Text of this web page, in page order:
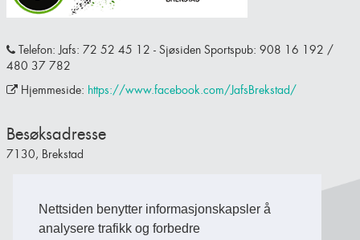
Nettsiden benytter informasjonskapsler å
analysere trafikk og forbedre
Telefon: Jafs: 72 52 45 12 - Sjøsiden Sportspub: 908 16 192 /
480 37 782
Hjemmeside: https://www.facebook.com/JafsBrekstad/
Besøksadresse
7130, Brekstad
Back to Top